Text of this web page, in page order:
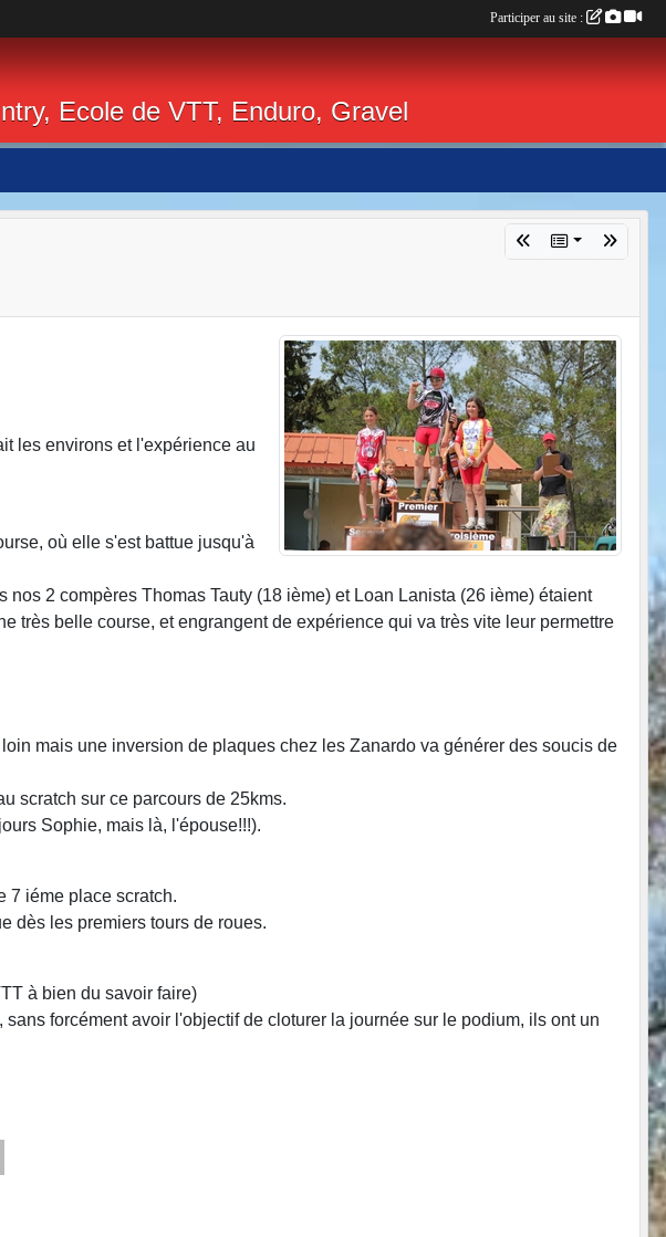
Ecole de VTT, Enduro, Gravel
les environs et l'expérience au
où elle s'est battue jusqu'à
2 compères Thomas Tauty (18 ième) et Loan Lanista (26 ième) étaient
très belle course, et engrangent de expérience qui va très vite leur permettre
mais une inversion de plaques chez les Zanardo va générer des soucis de
scratch sur ce parcours de 25kms.
Sophie, mais là, l'épouse!!!).
7 iéme place scratch.
dès les premiers tours de roues.
à bien du savoir faire)
forcément avoir l'objectif de cloturer la journée sur le podium, ils ont un
Participer au site :